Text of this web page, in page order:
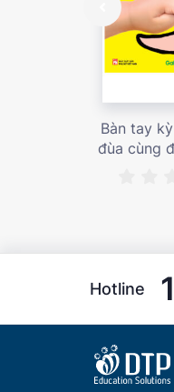
Bàn tay
đùa cùng
Hotline